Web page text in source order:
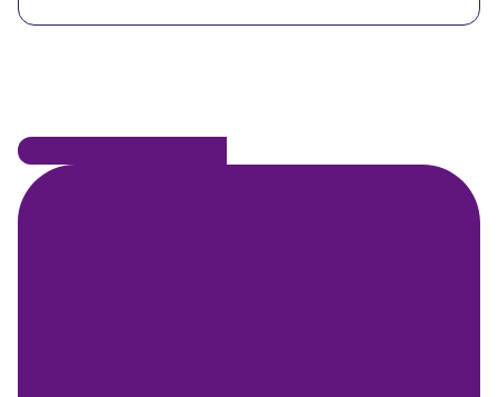
ดาวน์โหลดเมนูเครื่องดื่ม PDF